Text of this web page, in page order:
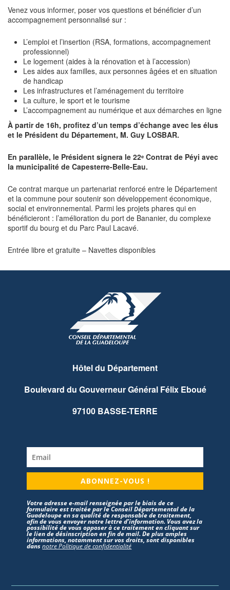
Venez vous informer, poser vos questions et bénéficier d’un
accompagnement personnalisé sur :
L’emploi et l’insertion (RSA, formations, accompagnement
professionnel)
Le logement (aides à la rénovation et à l’accession)
Les aides aux familles, aux personnes âgées et en situation
de handicap
Les infrastructures et l’aménagement du territoire
La culture, le sport et le tourisme
L’accompagnement au numérique et aux démarches en ligne
À partir de 16h, profitez d’un temps d’échange avec les élus
et le Président du Département, M. Guy LOSBAR.
En parallèle, le Président signera le 22ᵉ Contrat de Péyi avec
la municipalité de Capesterre-Belle-Eau.
Ce contrat marque un partenariat renforcé entre le Département
et la commune pour soutenir son développement économique,
social et environnemental. Parmi les projets phares qui en
bénéficieront : l’amélioration du port de Bananier, du complexe
sportif du bourg et du Parc Paul Lacavé.
Entrée libre et gratuite – Navettes disponibles
Hôtel du Département
Boulevard du Gouverneur Général Félix Eboué
97100 BASSE-TERRE
ABONNEZ-VOUS !
Votre adresse e-mail renseignée par le biais de ce
formulaire est traitée par le Conseil Départemental de la
Guadeloupe en sa qualité de responsable de traitement,
afin de vous envoyer notre lettre d’information. Vous avez la
possibilité de vous opposer à ce traitement en cliquant sur
le lien de désinscription en fin de mail. De plus amples
informations, notamment sur vos droits, sont disponibles
dansnotre Politique de confidentialité